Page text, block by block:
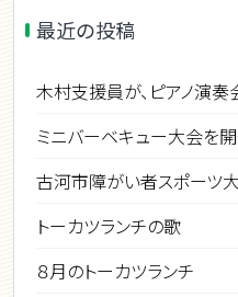
最近の投稿
木村支援員が、ピアノ演
ミニバーベキュー大会を
古河市障がい者スポーツ
トーカツランチの歌
８月のトーカツランチ